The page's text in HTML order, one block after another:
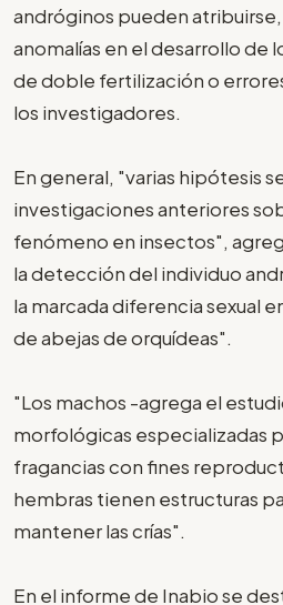
andróginos pueden
anomalías en el desarrollo de
de doble fertilización o
los investigadores.
En general, "varias hipótesis
investigaciones anteriores
fenómeno en insectos",
la detección del individuo
la marcada diferencia sexual
de abejas de orquídeas".
"Los machos -agrega el
morfológicas especializadas
fragancias con fines
hembras tienen estructuras
mantener las crías".
En el informe de Inabio se